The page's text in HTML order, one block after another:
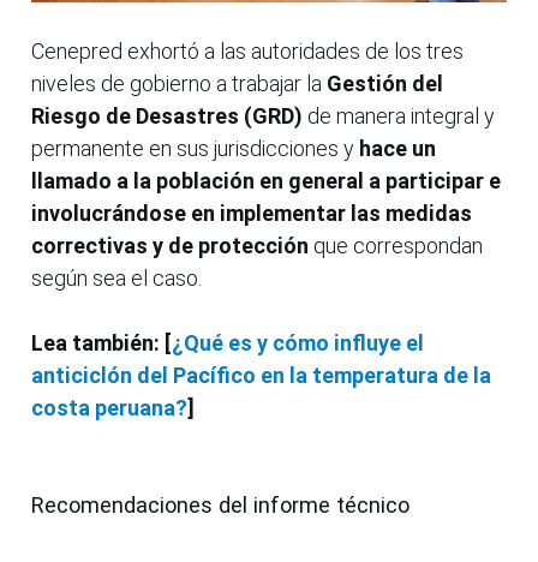
Cenepred exhortó a las autoridades de los tres
niveles de gobierno a trabajar la Gestión del
Riesgo de Desastres (GRD) de manera integral y
permanente en sus jurisdicciones y hace un
llamado a la población en general a participar e
involucrándose en implementar las medidas
correctivas y de protección que correspondan
según sea el caso.
Lea también: [¿Qué es y cómo influye el
anticiclón del Pacífico en la temperatura de la
costa peruana?]
Recomendaciones del informe técnico